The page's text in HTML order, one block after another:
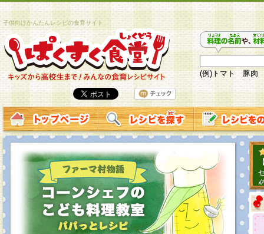
子供向けかんたんレシピの食育サイト
(例)トマト 豚肉